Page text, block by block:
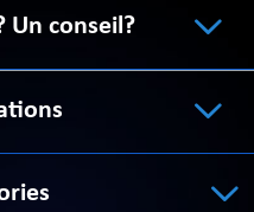
Un conseil?